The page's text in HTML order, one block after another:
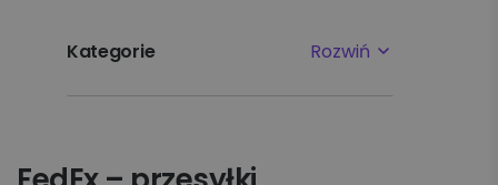
Kategorie Rozwiń
Pierwsze kroki